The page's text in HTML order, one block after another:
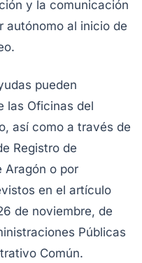
y la comunicación
autónomo al inicio de
pueden
las Oficinas del
así como a través de
Registro de
Aragón o por
en el artículo
de noviembre, de
Públicas
Común.